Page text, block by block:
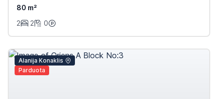
80 m²
2
2 0
Alanija Konaklis
Parduota